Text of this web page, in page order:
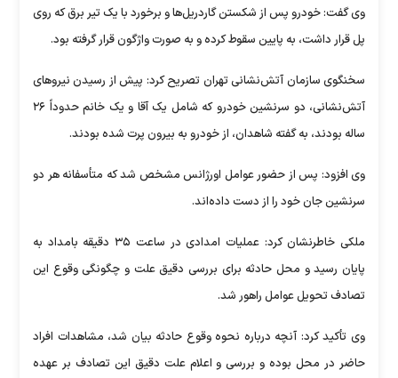
وی گفت: خودرو پس از شکستن گاردریل‌ها و برخورد با یک تیر برق که روی
پل قرار داشت، به پایین سقوط کرده و به صورت واژگون قرار گرفته بود.
سخنگوی سازمان آتش‌نشانی تهران تصریح کرد: پیش از رسیدن نیرو‌های
آتش‌نشانی، دو سرنشین خودرو که شامل یک آقا و یک خانم حدوداً ۲۶
ساله بودند، به گفته شاهدان، از خودرو به بیرون پرت شده بودند.
وی افزود: پس از حضور عوامل اورژانس مشخص شد که متأسفانه هر دو
سرنشین جان خود را از دست داده‌اند.
ملکی خاطرنشان کرد: عملیات امدادی در ساعت ۳۵ دقیقه بامداد به
پایان رسید و محل حادثه برای بررسی دقیق علت و چگونگی وقوع این
تصادف تحویل عوامل راهور شد.
وی تأکید کرد: آنچه درباره نحوه وقوع حادثه بیان شد، مشاهدات افراد
حاضر در محل بوده و بررسی و اعلام علت دقیق این تصادف بر عهده